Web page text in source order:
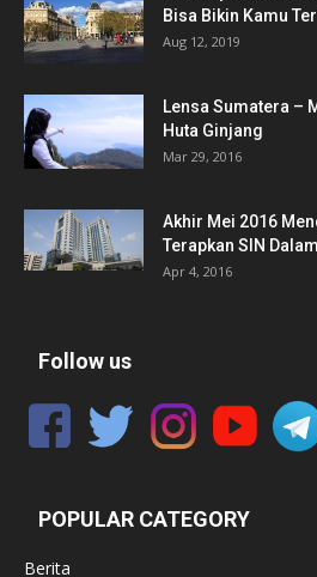
Bisa Bikin Kamu
Aug 12, 2019
Lensa Sumatera –
Huta Ginjang
Mar 29, 2016
Akhir Mei 2016
Terapkan SIN
Apr 4, 2016
Follow us
POPULAR CATEGORY
Berita